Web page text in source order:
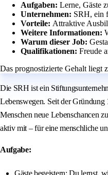
Aufgaben: Lerne, Gäste
Unternehmen: SRH, ein
Vorteile: Attraktive
Weitere Informationen:
Warum dieser Job:
Qualifikationen: Freude
Das prognostizierte Gehalt liegt
Die SRH ist ein
Lebenswegen. Seit der
Menschen neue Lebenschancen
aktiv mit – für eine menschliche
Aufgabe: